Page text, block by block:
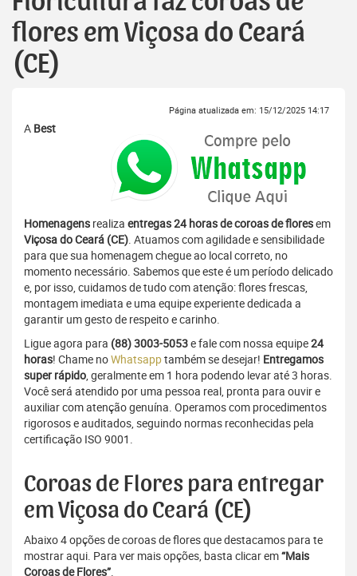
flores em Viçosa do Ceará
(CE)
Página atualizada em: 15/12/2025 14:17
A Best
Homenagens realiza entregas 24 horas de coroas de floresem
Viçosa do Ceará (CE). Atuamos com agilidade e sensibilidade
para que sua homenagem chegue ao local correto, no
momento necessário. Sabemos que este é um período delicado
e, por isso, cuidamos de tudo com atenção: flores frescas,
montagem imediata e uma equipe experiente dedicada a
garantir um gesto de respeito e carinho.
Ligue agora para (88) 3003-5053e fale com nossa equipe24
horas! Chame noWhatsapptambém se desejar! Entregamos
super rápido, geralmente em 1 hora podendo levar até 3 horas.
Você será atendido por uma pessoa real, pronta para ouvir e
auxiliar com atenção genuína. Operamos com procedimentos
rigorosos e auditados, seguindo normas reconhecidas pela
certificação ISO 9001.
Coroas de Flores para entregar
em Viçosa do Ceará (CE)
Abaixo 4 opções de coroas de flores que destacamos para te
mostrar aqui. Para ver mais opções, basta clicar em“Mais
Coroas de Flores”.